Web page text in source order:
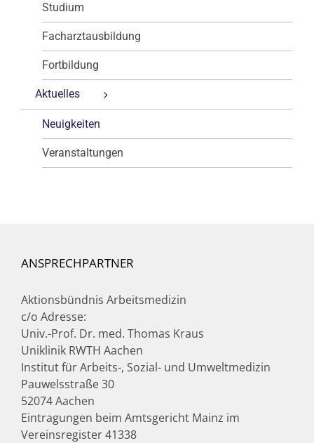
Studium
Facharztausbildung
Fortbildung
Aktuelles
Neuigkeiten
Veranstaltungen
ANSPRECHPARTNER
Aktionsbündnis Arbeitsmedizin
c/o Adresse:
Univ.-Prof. Dr. med. Thomas Kraus
Uniklinik RWTH Aachen
Institut für Arbeits-, Sozial- und Umweltmedizin
Pauwelsstraße 30
52074 Aachen
Eintragungen beim Amtsgericht Mainz im
Vereinsregister 41338